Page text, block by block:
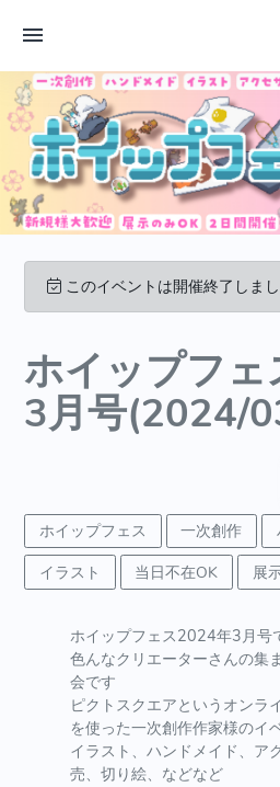
このイベントは開催終了しまし
ホイップフ
3月号(2024/
ホイップフェス 一次創作
イラスト
当日不在OK 展
ホイップフェス2024年3月号
色んなクリエーターさんの集
会です
ピクトスクエアというオンラ
を使った一次創作作家様のイ
イラスト、ハンドメイド、ア
売、切り絵、などなど